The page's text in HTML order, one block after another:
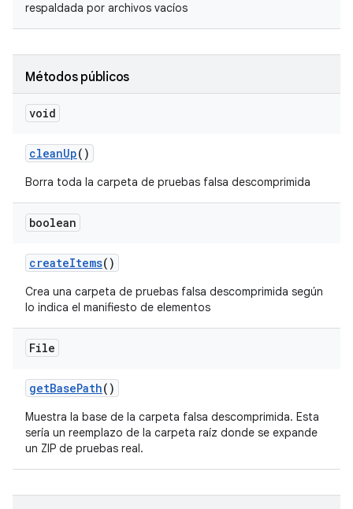
respaldada por archivos vacíos
Métodos públicos
void
cleanUp()
Borra toda la carpeta de pruebas falsa descomprimida
boolean
createItems()
Crea una carpeta de pruebas falsa descomprimida según
lo indica el manifiesto de elementos
File
getBasePath()
Muestra la base de la carpeta falsa descomprimida. Esta
sería un reemplazo de la carpeta raíz donde se expande
un ZIP de pruebas real.